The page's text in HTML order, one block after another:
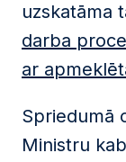
uzskatāma
darba
ar
Spriedumā
Ministru